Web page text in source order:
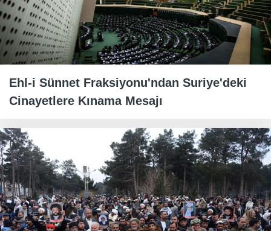
Ehl-i Sünnet Fraksiyonu'ndan Suriye'deki
Cinayetlere Kınama Mesajı